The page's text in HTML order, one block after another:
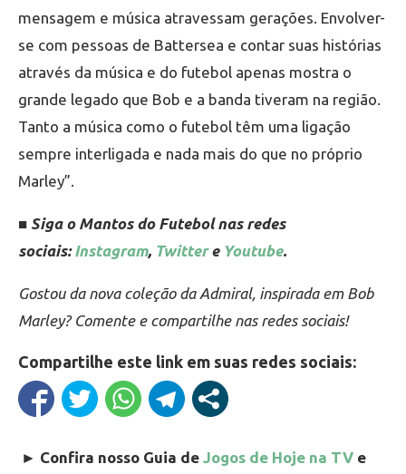
mensagem e música atravessam gerações. Envolver-
se com pessoas de Battersea e contar suas histórias
através da música e do futebol apenas mostra o
grande legado que Bob e a banda tiveram na região.
Tanto a música como o futebol têm uma ligação
sempre interligada e nada mais do que no próprio
Marley”.
■ Siga o Mantos do Futebol nas redes
sociais:Instagram, Twittere Youtube.
Gostou da nova coleção da Admiral, inspirada em Bob
Marley? Comente e compartilhe nas redes sociais!
Compartilhe este link em suas redes sociais:
► Confira nosso Guia de Jogos de Hoje na TV e